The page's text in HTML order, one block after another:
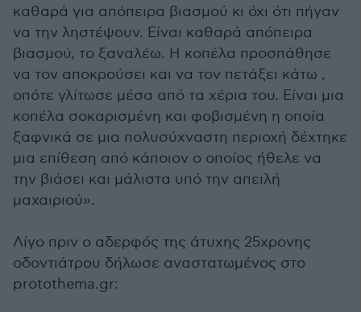
καθαρά για απόπειρα βιασμού κι όχι ότι πήγαν
να την ληστέψουν. Είναι καθαρά απόπειρα
βιασμού, το ξαναλέω. Η κοπέλα προσπάθησε
να τον αποκρούσει και να τον πετάξει κάτω ,
οπότε γλίτωσε μέσα από τα χέρια του. Είναι μια
κοπέλα σοκαρισμένη και φοβισμένη η οποία
ξαφνικά σε μια πολυσύχναστη περιοχή δέχτηκε
μια επίθεση από κάποιον ο οποίος ήθελε να
την βιάσει και μάλιστα υπό την απειλή
μαχαιριού».
Λίγο πριν ο αδερφός της άτυχης 25χρονης
οδοντιάτρου δήλωσε αναστατωμένος στο
protothema.gr: